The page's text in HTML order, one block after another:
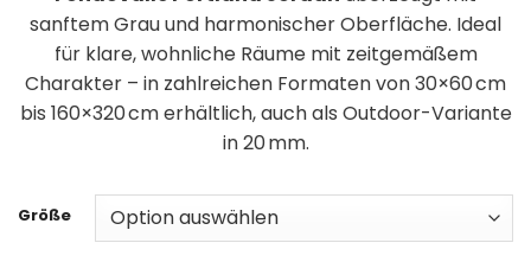
sanftem Grau und harmonischer Oberfläche. Ideal
für klare, wohnliche Räume mit zeitgemäßem
Charakter – in zahlreichen Formaten von 30×60 cm
bis 160×320 cm erhältlich, auch als Outdoor-Variante
in 20 mm.
Größe